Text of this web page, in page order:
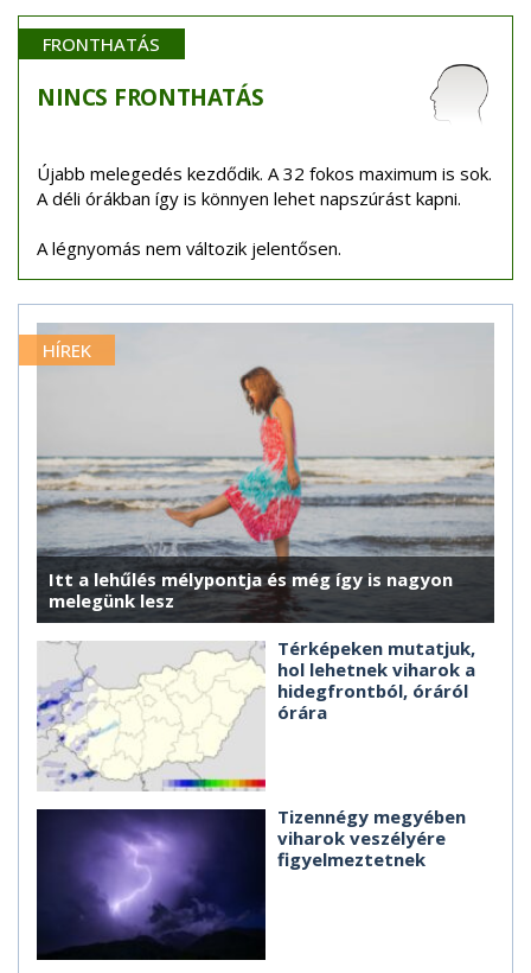
FRONTHATÁS
NINCS FRONTHATÁS
Újabb melegedés kezdődik. A 32 fokos maximum is sok.
A déli órákban így is könnyen lehet napszúrást kapni.
A légnyomás nem változik jelentősen.
HÍREK
Itt a lehűlés mélypontja és még így is nagyon
melegünk lesz
Térképeken mutatjuk,
hol lehetnek viharok a
hidegfrontból, óráról
órára
Tizennégy megyében
viharok veszélyére
figyelmeztetnek